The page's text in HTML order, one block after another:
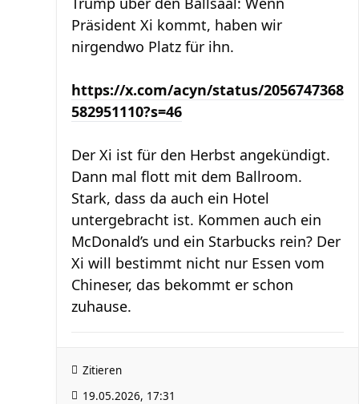
Präsident Xi kommt, haben wir
nirgendwo Platz für ihn.
https://x.com/acyn/status/2056747368
582951110?s=46
Der Xi ist für den Herbst angekündigt.
Dann mal flott mit dem Ballroom.
Stark, dass da auch ein Hotel
untergebracht ist. Kommen auch ein
McDonald’s und ein Starbucks rein? Der
Xi will bestimmt nicht nur Essen vom
Chineser, das bekommt er schon
zuhause.
Zitieren
19.05.2026, 17:31